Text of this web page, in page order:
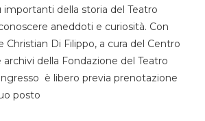
della storia del Teatro
aneddoti e curiosità. Con
Christian Di Filippo, a cura del Centro
della Fondazione del Teatro
è libero previa prenotazione
posto